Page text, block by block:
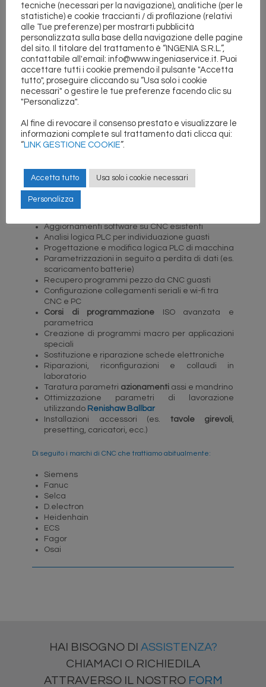
Il CNC rappresenta il componente principale della
macchina utensile, ne caratterizza il funzionamento
e con le opportune tarature e gestioni software
permette di ottenere elevati standard di
produttività, affidabilità e velocità.
INGENIA ha ben chiaro questo concetto e negli anni
ha sviluppato una approfondita conoscenza dei
I nostri progettisti software e tecnici elettronici
prodotti di ultima generazione e per essere in grado
Aggiornamenti software su CNC esistenti
Analisi logica PLC per individuazione guasti
Progettazione e modifica logica PLC di macchina
Parametrizzazioni in seguito a perdita di dati (es.
scaricamento batterie)
Recupero programmi pezzo da CNC guasti
Configurazione collegamenti seriali e wi-fi tra
CNC e PC
Corsi di programmazione ISO avanzata e
parametrica
Creazione di programmi macro per applicazioni
speciali
Sostituzione e riparazione schede elettroniche
Riparazioni, riconfigurazioni e collaudi in
laboratorio
Taratura parametri azionamenti assi e mandrino
Ottimizzazione parametri di lavorazione
utilizzando Renishaw Ballbar
Installazioni accessori (es. tavole girevoli,
presetting, caricatori, ecc.)
Di seguito i marchi di CNC che trattiamo abitualmente:
Siemens
Fanuc
Selca
D.electron
Heidenhain
ECS
Fagor
Osai
HAI BISOGNO DI ASSISTENZA?
CHIAMACI O RICHIEDILA
ATTRAVERSO IL NOSTRO FORM
tecniche (necessari per la navigazione), analitiche (per le
statistiche) e cookie traccianti / di profilazione (relativi
alle Tue preferenze) per mostrarti pubblicità
personalizzata sulla base della navigazione delle pagine
del sito. Il titolare del trattamento è “INGENIA S.R.L.”,
contattabile all'email: info@www.ingeniaservice.it. Puoi
accettare tutti i cookie premendo il pulsante "Accetta
tutto", proseguire cliccando su “Usa solo i cookie
necessari" o gestire le tue preferenze facendo clic su
"Personalizza".
Al fine di revocare il consenso prestato e visualizzare le
informazioni complete sul trattamento dati clicca qui:
“LINK GESTIONE COOKIE”.
Accetta tutto Usa solo i cookie necessari
Personalizza